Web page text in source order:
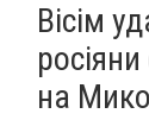
Вісім
на